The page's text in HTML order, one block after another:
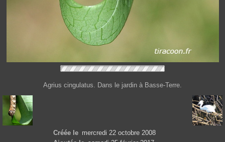
Agrius cingulatus. Dans le jardin à Basse-Terre.
Créée le mercredi 22 octobre 2008